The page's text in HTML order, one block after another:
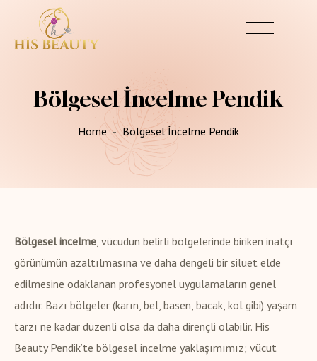
Bölgesel İncelme Pendik
Home Bölgesel İncelme Pendik
Bölgesel incelme, vücudun belirli bölgelerinde biriken inatçı
görünümün azaltılmasına ve daha dengeli bir siluet elde
edilmesine odaklanan profesyonel uygulamaların genel
adıdır. Bazı bölgeler (karın, bel, basen, bacak, kol gibi) yaşam
tarzı ne kadar düzenli olsa da daha dirençli olabilir. His
Beauty Pendik’te bölgesel incelme yaklaşımımız; vücut